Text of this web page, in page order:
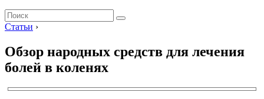
Статьи ›
Обзор народных средств для лечения
болей в коленях